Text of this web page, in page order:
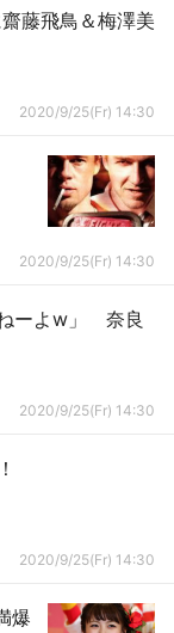
藤飛鳥＆梅澤美
2020/9/25(Fr) 14:30
2020/9/25(Fr) 14:30
ーよw」 奈良
2020/9/25(Fr) 14:30
2020/9/25(Fr) 14:30
爆